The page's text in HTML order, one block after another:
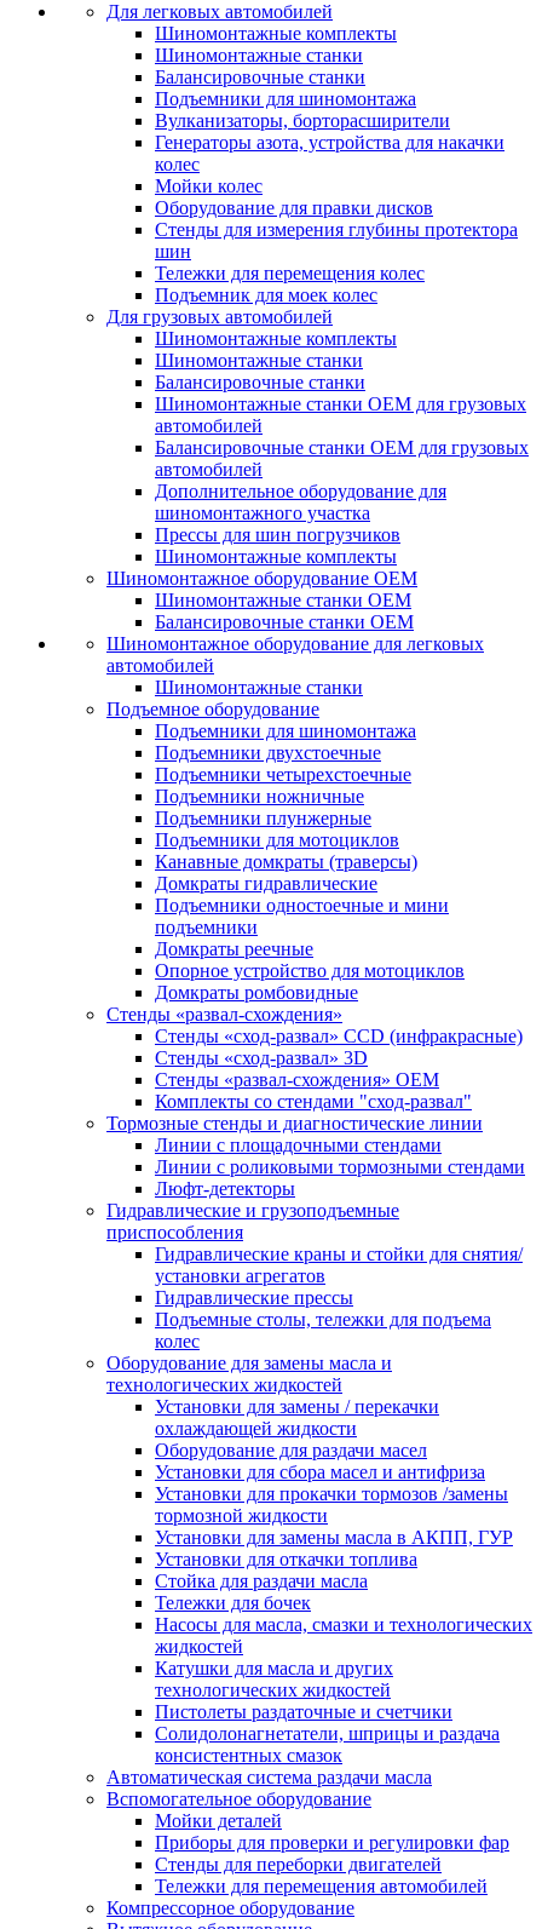
Для легковых автомобилей
Шиномонтажные комплекты
Шиномонтажные станки
Балансировочные станки
Подъемники для шиномонтажа
Вулканизаторы, борторасширители
Генераторы азота, устройства для накачки
колес
Мойки колес
Оборудование для правки дисков
Стенды для измерения глубины протектора
шин
Тележки для перемещения колес
Подъемник для моек колеc
Для грузовых автомобилей
Шиномонтажные комплекты
Шиномонтажные станки
Балансировочные станки
Шиномонтажные станки ОЕМ для грузовых
автомобилей
Балансировочные станки ОЕМ для грузовых
автомобилей
Дополнительное оборудование для
шиномонтажного участка
Прессы для шин погрузчиков
Шиномонтажные комплекты
Шиномонтажное оборудование ОЕМ
Шиномонтажные станки ОЕМ
Балансировочные станки ОЕМ
Шиномонтажное оборудование для легковых
автомобилей
Шиномонтажные станки
Подъемное оборудование
Подъемники для шиномонтажа
Подъемники двухстоечные
Подъемники четырехстоечные
Подъемники ножничные
Подъемники плунжерные
Подъемники для мотоциклов
Канавные домкраты (траверсы)
Домкраты гидравлические
Подъемники одностоечные и мини
подъемники
Домкраты реечные
Опорное устройство для мотоциклов
Домкраты ромбовидные
Стенды «развал-схождения»
Стенды «сход-развал» CCD (инфракрасные)
Стенды «сход-развал» 3D
Стенды «развал-схождения» ОЕМ
Комплекты со стендами "сход-развал"
Тормозные стенды и диагностические линии
Линии с площадочными стендами
Линии с роликовыми тормозными стендами
Люфт-детекторы
Гидравлические и грузоподъемные
приспособления
Гидравлические краны и стойки для снятия/
установки агрегатов
Гидравлические прессы
Подъемные столы, тележки для подъема
колес
Оборудование для замены масла и
технологических жидкостей
Установки для замены / перекачки
охлаждающей жидкости
Оборудование для раздачи масел
Установки для сбора масел и антифриза
Установки для прокачки тормозов /замены
тормозной жидкости
Установки для замены масла в АКПП, ГУР
Установки для откачки топлива
Стойка для раздачи масла
Тележки для бочек
Насосы для масла, смазки и технологических
жидкостей
Катушки для масла и других
технологических жидкостей
Пистолеты раздаточные и счетчики
Солидолонагнетатели, шприцы и раздача
консистентных смазок
Автоматическая система раздачи масла
Вспомогательное оборудование
Мойки деталей
Приборы для проверки и регулировки фар
Стенды для переборки двигателей
Тележки для перемещения автомобилей
Компрессорное оборудование